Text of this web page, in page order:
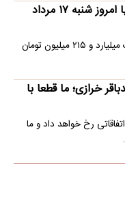
قیمت محصولات ایران‌خودرو و سایپا امروز شنبه ۱۷ مرداد
کف قیمت ارزان‌ترین سواری در بازار آزاد به یک میلیارد و ۲۱۵ میلیون تومان
خرازی؛ ما قطعا با
رخ خواهد داد و ما